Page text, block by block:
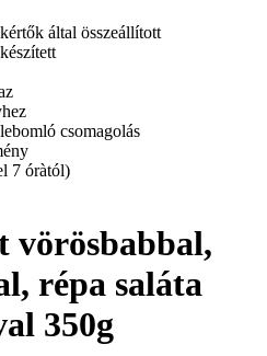
által összeállított
csomagolás
7 óràtól)
répa saláta
350g